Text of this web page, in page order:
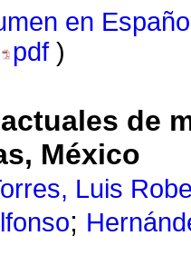
en
pdf )
de
México
Luis
;